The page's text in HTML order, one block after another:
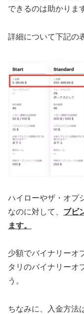
できるのは助かりま
詳細について下記の
ハイローやザ・オプ
なのに対して、 ブビ
ます。
少額でバイナリーオ
タリのバイナリーオ
う。
ちなみに、入金方法